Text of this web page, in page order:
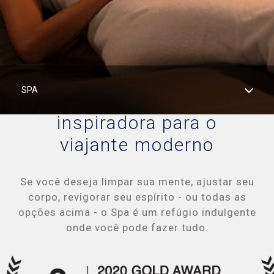
Boundless℠
Compass℠
Constellation®
Edge®
e Fitness
Retreat
Day at CocoCay
os Destinos
SPA
inspiradora para o
viajante moderno
Se você deseja limpar sua mente, ajustar seu
corpo, revigorar seu espírito - ou todas as
opções acima - o Spa é um refúgio indulgente
onde você pode fazer tudo.